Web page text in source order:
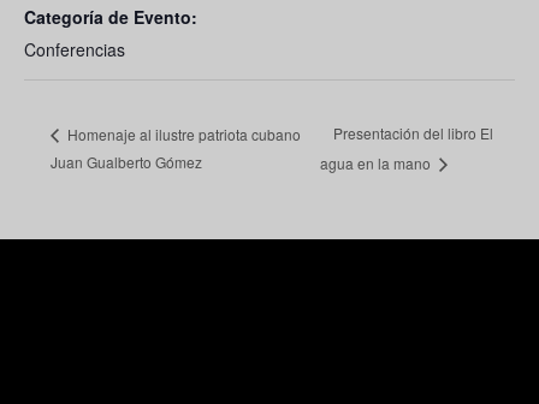
Categoría de Evento:
Conferencias
Homenaje al ilustre patriota cubano
Juan Gualberto Gómez
Presentación del libro El
agua en la mano